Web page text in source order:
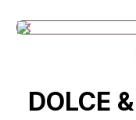
DOLCE